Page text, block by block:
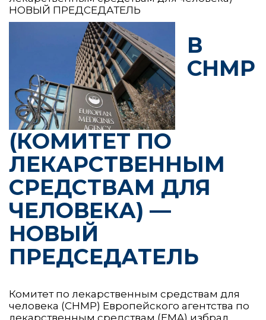
НОВЫЙ ПРЕДСЕДАТЕЛЬ
В
CHMP
(КОМИТЕТ ПО
ЛЕКАРСТВЕННЫМ
СРЕДСТВАМ ДЛЯ
ЧЕЛОВЕКА) —
НОВЫЙ
ПРЕДСЕДАТЕЛЬ
Комитет по лекарственным средствам для
человека (CHMP) Европейского агентства по
лекарственным средствам (EMA) избрал